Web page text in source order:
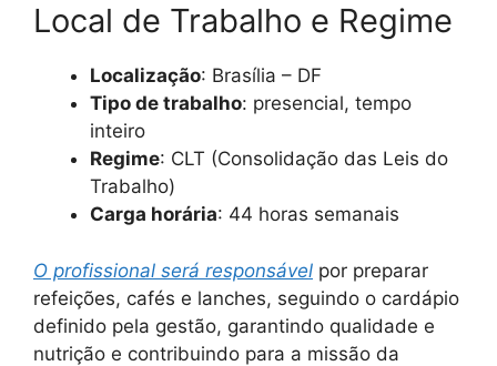
Local de Trabalho e Regime
Localização: Brasília – DF
Tipo de trabalho: presencial, tempo
inteiro
Regime: CLT (Consolidação das Leis do
Trabalho)
Carga horária: 44 horas semanais
O profissional será responsável por preparar
refeições, cafés e lanches, seguindo o cardápio
definido pela gestão, garantindo qualidade e
nutrição e contribuindo para a missão da